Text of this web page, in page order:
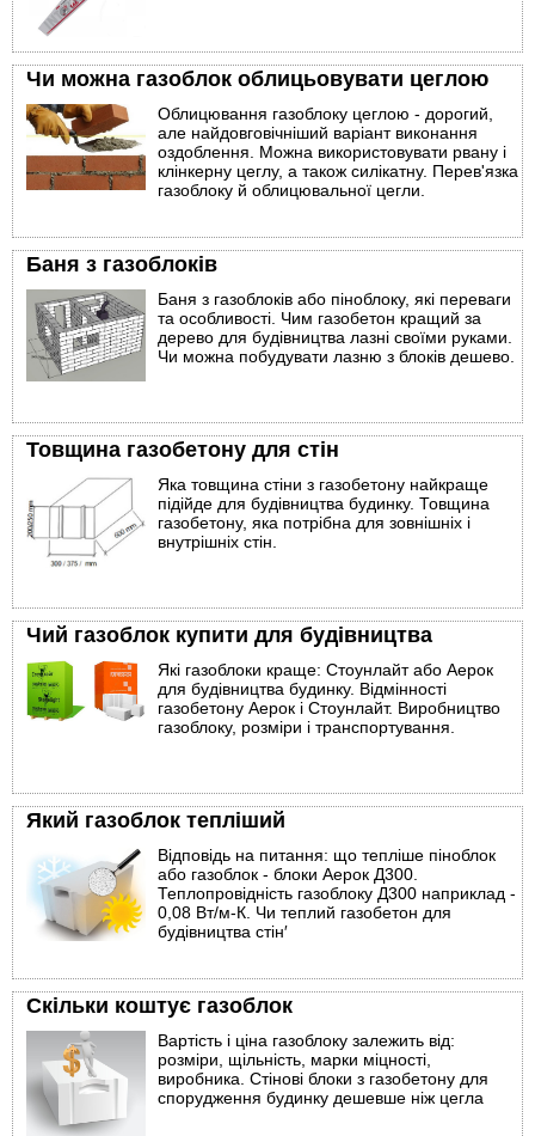
Чи можна газоблок облицьовувати цеглою
Облицювання газоблоку цеглою - дорогий,
але найдовговічніший варіант виконання
оздоблення. Можна використовувати рвану і
клінкерну цеглу, а також силікатну. Перев'язка
газоблоку й облицювальної цегли.
Баня з газоблоків
Баня з газоблоків або піноблоку, які переваги
та особливості. Чим газобетон кращий за
дерево для будівництва лазні своїми руками.
Чи можна побудувати лазню з блоків дешево.
Товщина газобетону для стін
Яка товщина стіни з газобетону найкраще
підійде для будівництва будинку. Товщина
газобетону, яка потрібна для зовнішніх і
внутрішніх стін.
Чий газоблок купити для будівництва
Які газоблоки краще: Стоунлайт або Аерок
для будівництва будинку. Відмінності
газобетону Аерок і Стоунлайт. Виробництво
газоблоку, розміри і транспортування.
Який газоблок тепліший
Відповідь на питання: що тепліше піноблок
або газоблок - блоки Аерок Д300.
Теплопровідність газоблоку Д300 наприклад -
0,08 Вт/м-К. Чи теплий газобетон для
будівництва стін′
Скільки коштує газоблок
Вартість і ціна газоблоку залежить від:
розміри, щільність, марки міцності,
виробника. Стінові блоки з газобетону для
спорудження будинку дешевше ніж цегла